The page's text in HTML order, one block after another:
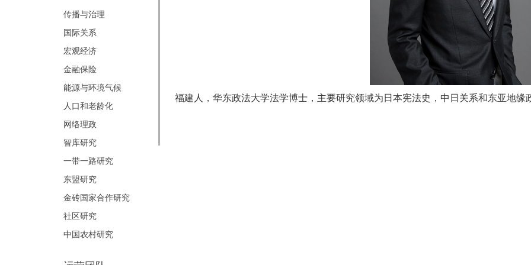
传播与治理
国际关系
宏观经济
金融保险
能源与环境气候
人口和老龄化
网络理政
智库研究
一带一路研究
东盟研究
金砖国家合作研究
社区研究
中国农村研究
福建人，华东政法大学法学博士，主要研究领域为日本宪法史，中日关系和东亚地缘